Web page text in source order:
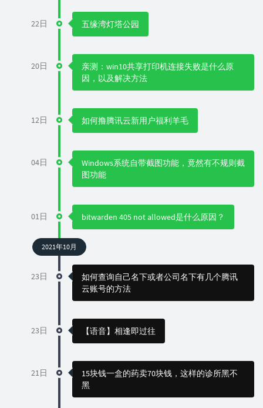
22日 五缘湾灯塔公园
20日
亲测：win10共享打印机连接失败是什么原
因，以及解决方法
12日 如何撸腾讯云新用户福利羊毛
04日
Windows系统自带截图功能，竟然有不规则截
图功能
01日 bitwarden 405 not allowed是什么原因？
2021年10月
23日
如何查询自己名下或者公司名下有几个腾讯
云账号的方法
23日 【语音】相逢即过往
21日
15块钱一盒的药卖70块钱，这样的诊所黑不
黑